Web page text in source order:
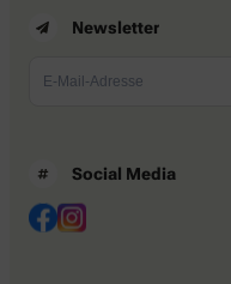
Newsletter
Social Media